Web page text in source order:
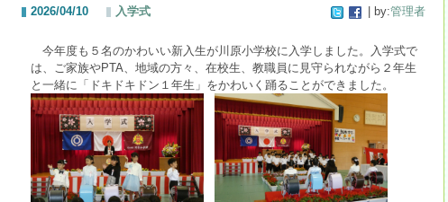
2026/04/10 入学式 | by:管理者
今年度も５名のかわいい新入生が川原小学校に入学しました。入学式で
は、ご家族やPTA、地域の方々、在校生、教職員に見守られながら２年生
と一緒に「ドキドキドン１年生」をかわいく踊ることができました。